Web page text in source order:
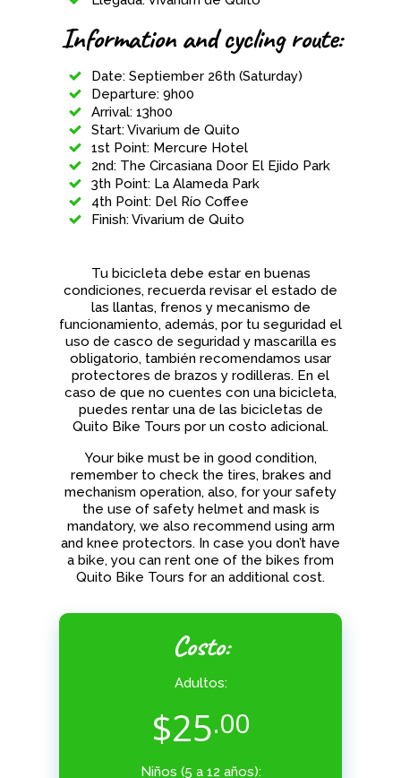
Information and cycling route:
Date: Septiember 26th (Saturday)
Departure: 9h00
Arrival: 13h00
Start: Vivarium de Quito
1st Point: Mercure Hotel
2nd: The Circasiana Door El Ejido Park
3th Point: La Alameda Park
4th Point: Del Río Coffee
Finish: Vivarium de Quito
Tu bicicleta debe estar en buenas
condiciones, recuerda revisar el estado de
las llantas, frenos y mecanismo de
funcionamiento, además, por tu seguridad el
uso de casco de seguridad y mascarilla es
obligatorio, también recomendamos usar
protectores de brazos y rodilleras. En el
caso de que no cuentes con una bicicleta,
puedes rentar una de las bicicletas de
Quito Bike Tours por un costo adicional.
Your bike must be in good condition,
remember to check the tires, brakes and
mechanism operation, also, for your safety
the use of safety helmet and mask is
mandatory, we also recommend using arm
and knee protectors. In case you don’t have
a bike, you can rent one of the bikes from
Quito Bike Tours for an additional cost.
Costo:
Adultos:
$25.00
Niños (5 a 12 años):